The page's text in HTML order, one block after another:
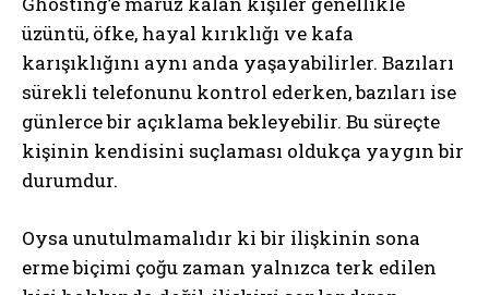
üzüntü, öfke, hayal kırıklığı ve kafa
karışıklığını aynı anda yaşayabilirler. Bazıları
sürekli telefonunu kontrol ederken, bazıları ise
günlerce bir açıklama bekleyebilir. Bu süreçte
kişinin kendisini suçlaması oldukça yaygın bir
durumdur.
Oysa unutulmamalıdır ki bir ilişkinin sona
erme biçimi çoğu zaman yalnızca terk edilen